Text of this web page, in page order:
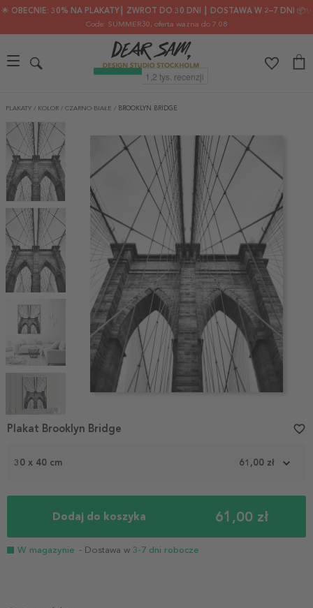
🌟 OBECNIE: 30% NA PLAKATY┃ ZWROT DO 30 DNI ┃ DOSTAWA W 2–7 DNI 📦✨
Code: SUMMER30, oferta ważna do 7.08
PLAKATY / KOLOR / CZARNO-BIAŁE / BROOKLYN BRIDGE
1
30 x 40 cm 61,00 zł
Dodaj do koszyka 61,00 zł
W magazynie - Dostawa w 3-7 dni robocze
Plakat Brooklyn Bridge favorite_border